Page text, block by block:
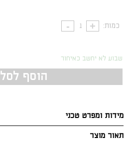
כמות:
שבוע לא יחשב כאיחור
הוסף לסל
תאור מוצר
מידות ומפרט טכני